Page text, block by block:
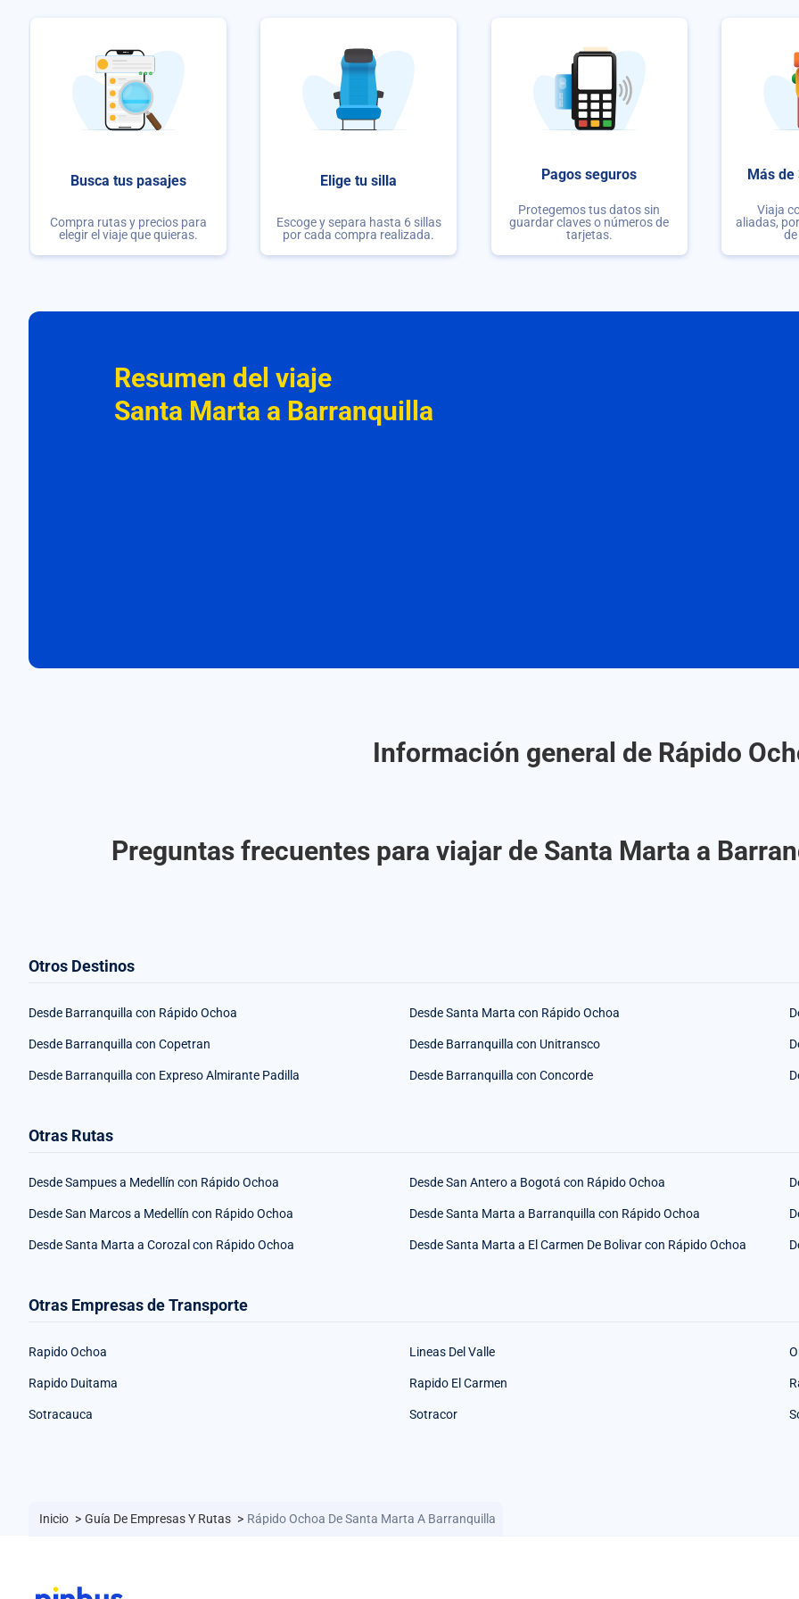
Busca tus pasajes
Compra rutas y precios para
elegir el viaje que quieras.
Elige tu silla
Escoge y separa hasta 6 sillas
por cada compra realizada.
Pagos seguros
Protegemos tus datos sin
guardar claves o números de
tarjetas.
Más
Viaja
aliadas,
Resumen del viaje
Santa Marta a Barranquilla
Información general de Rápido
Preguntas frecuentes para viajar de Santa Marta a
Otros Destinos
Desde Barranquilla con Rápido Ochoa Desde Santa Marta con Rápido Ochoa
Desde Barranquilla con Copetran Desde Barranquilla con Unitransco
Desde Barranquilla con Expreso Almirante Padilla Desde Barranquilla con Concorde
Otras Rutas
Desde Sampues a Medellín con Rápido Ochoa Desde San Antero a Bogotá con Rápido Ochoa
Desde San Marcos a Medellín con Rápido Ochoa Desde Santa Marta a Barranquilla con Rápido Ochoa
Desde Santa Marta a Corozal con Rápido Ochoa Desde Santa Marta a El Carmen De Bolivar con Rápido Ochoa
Otras Empresas de Transporte
Rapido Ochoa Lineas Del Valle
Rapido Duitama Rapido El Carmen
Sotracauca Sotracor
Inicio > Guía De Empresas Y Rutas > Rápido Ochoa De Santa Marta A Barranquilla